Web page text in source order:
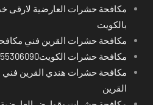
مكافحة حشرات العارضية لارقى
بالكويت
مكافحة حشرات القرين فني مكافحة
مكافحة حشرات الكويت55306090
مكافحة حشرات هندي القرين
القرين